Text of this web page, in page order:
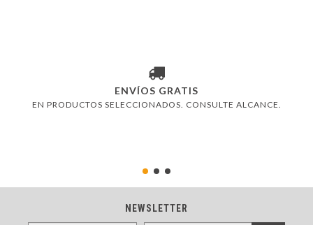
ENVÍOS GRATIS
EN PRODUCTOS SELECCIONADOS. CONSULTE ALCANCE.
NEWSLETTER